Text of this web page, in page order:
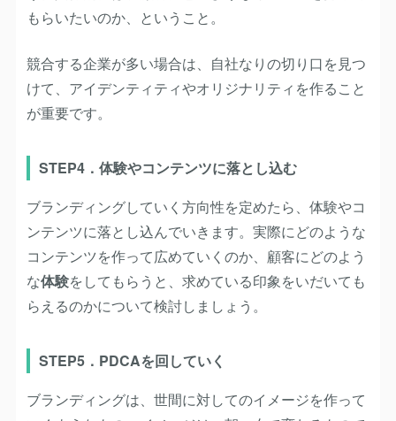
もらいたいのか、ということ。
競合する企業が多い場合は、自社なりの切り口を見つ
けて、アイデンティティやオリジナリティを作ること
が重要です。
STEP4．体験やコンテンツに落とし込む
ブランディングしていく方向性を定めたら、体験やコ
ンテンツに落とし込んでいきます。実際にどのような
コンテンツを作って広めていくのか、顧客にどのよう
な体験をしてもらうと、求めている印象をいだいても
らえるのかについて検討しましょう。
STEP5．PDCAを回していく
ブランディングは、世間に対してのイメージを作って